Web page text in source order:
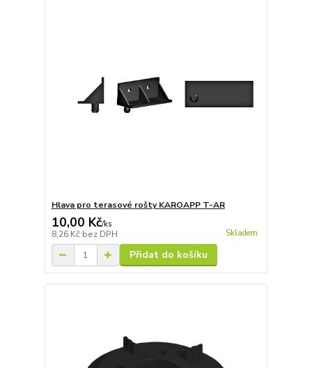
Hlava pro terasové rošty KAROAPP T-AR
10,00 Kč/ks
8,26 Kč bez DPH Skladem
Přidat do košíku